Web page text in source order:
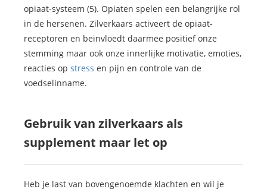
opiaat-systeem (5). Opiaten spelen een belangrijke rol
in de hersenen. Zilverkaars activeert de opiaat-
receptoren en beïnvloedt daarmee positief onze
stemming maar ook onze innerlijke motivatie, emoties,
reacties op stress en pijn en controle van de
voedselinname.
Gebruik van zilverkaars als
supplement maar let op
Heb je last van bovengenoemde klachten en wil je